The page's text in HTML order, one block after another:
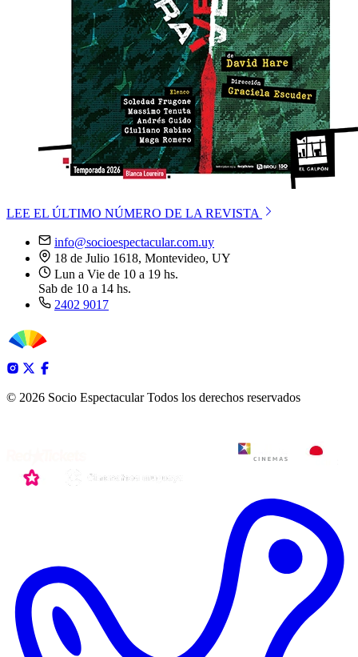
LEE EL ÚLTIMO NÚMERO DE LA REVISTA
info@socioespectacular.com.uy
18 de Julio 1618, Montevideo, UY
Lun a Vie de 10 a 19 hs.
Sab de 10 a 14 hs.
2402 9017
© 2026 Socio Espectacular Todos los derechos reservados